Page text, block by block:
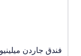
فندق
فندق جاردن